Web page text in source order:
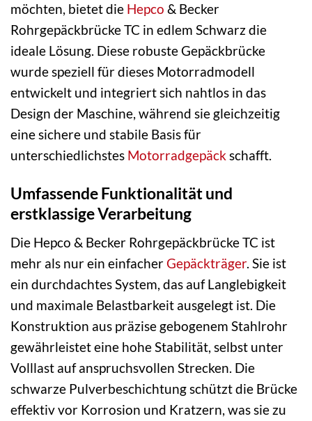
möchten, bietet die Hepco & Becker
Rohrgepäckbrücke TC in edlem Schwarz die
ideale Lösung. Diese robuste Gepäckbrücke
wurde speziell für dieses Motorradmodell
entwickelt und integriert sich nahtlos in das
Design der Maschine, während sie gleichzeitig
eine sichere und stabile Basis für
unterschiedlichstes Motorradgepäckschafft.
Umfassende Funktionalität und
erstklassige Verarbeitung
Die Hepco & Becker Rohrgepäckbrücke TC ist
mehr als nur ein einfacherGepäckträger. Sie ist
ein durchdachtes System, das auf Langlebigkeit
und maximale Belastbarkeit ausgelegt ist. Die
Konstruktion aus präzise gebogenem Stahlrohr
gewährleistet eine hohe Stabilität, selbst unter
Volllast auf anspruchsvollen Strecken. Die
schwarze Pulverbeschichtung schützt die Brücke
effektiv vor Korrosion und Kratzern, was sie zu